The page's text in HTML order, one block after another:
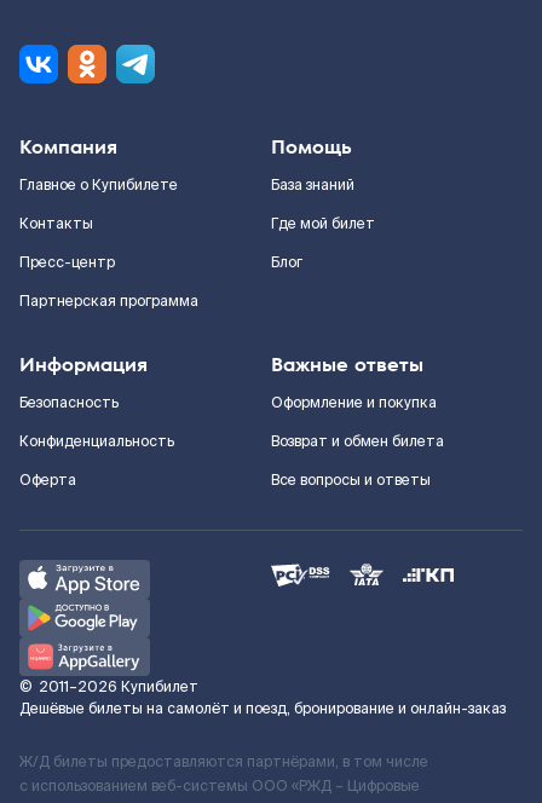
Компания
Главное о Купибилете
Контакты
Пресс-центр
Партнерская программа
Помощь
База знаний
Где мой билет
Блог
Информация
Безопасность
Конфиденциальность
Оферта
Важные ответы
Оформление и покупка
Возврат и обмен билета
Все вопросы и ответы
© 2011–2026 Купибилет
Дешёвые билеты на самолёт и поезд, бронирование и онлайн-заказ
Ж/Д билеты предоставляются партнёрами, в том числе
с использованием веб-системы ООО «РЖД – Цифровые